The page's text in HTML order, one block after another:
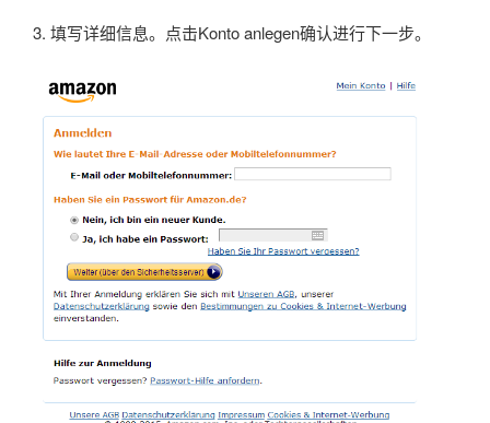
3. 填写详细信息。点击Konto anlegen确认进行下一步。